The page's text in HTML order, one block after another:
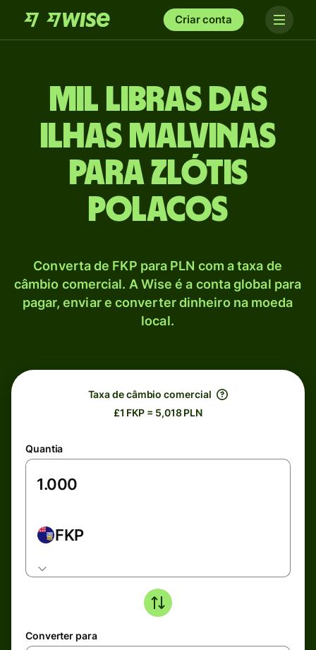
Criar conta
mil Libras das
ilhas Malvinas
para Zlótis
polacos
Converta de FKP para PLN com a taxa de
câmbio comercial. A Wise é a conta global para
pagar, enviar e converter dinheiro na moeda
local.
Taxa de câmbio comercial
£1 FKP = 5,018 PLN
Quantia
FKP
Converter para